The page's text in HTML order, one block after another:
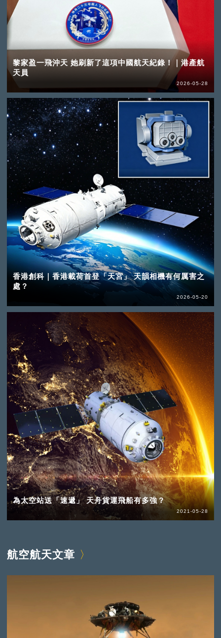
黎家盈一飛沖天 她刷新了這項中國航天紀錄！｜港產航
天員
2026-05-28
香港創科｜香港載荷首登「天宮」 天韻相機有何厲害之
處？
2026-05-20
為太空站送「速遞」 天舟貨運飛船有多強？
2021-05-28
航空航天文章